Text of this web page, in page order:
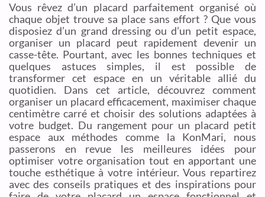
Vous rêvez d’un placard parfaitement organisé où
chaque objet trouve sa place sans effort ? Que vous
disposiez d’un grand dressing ou d’un petit espace,
organiser un placard peut rapidement devenir un
casse-tête. Pourtant, avec les bonnes techniques et
quelques astuces simples, il est possible de
transformer cet espace en un véritable allié du
quotidien. Dans cet article, découvrez comment
organiser un placard efficacement, maximiser chaque
centimètre carré et choisir des solutions adaptées à
votre budget. Du rangement pour un placard petit
espace aux méthodes comme la KonMari, nous
passerons en revue les meilleures idées pour
optimiser votre organisation tout en apportant une
touche esthétique à votre intérieur. Vous repartirez
avec des conseils pratiques et des inspirations pour